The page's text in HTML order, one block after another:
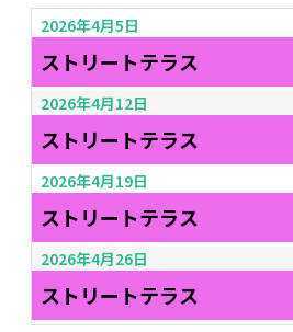
2026年4月5日
ストリートテラス
2026年4月12日
ストリートテラス
2026年4月19日
ストリートテラス
2026年4月26日
ストリートテラス